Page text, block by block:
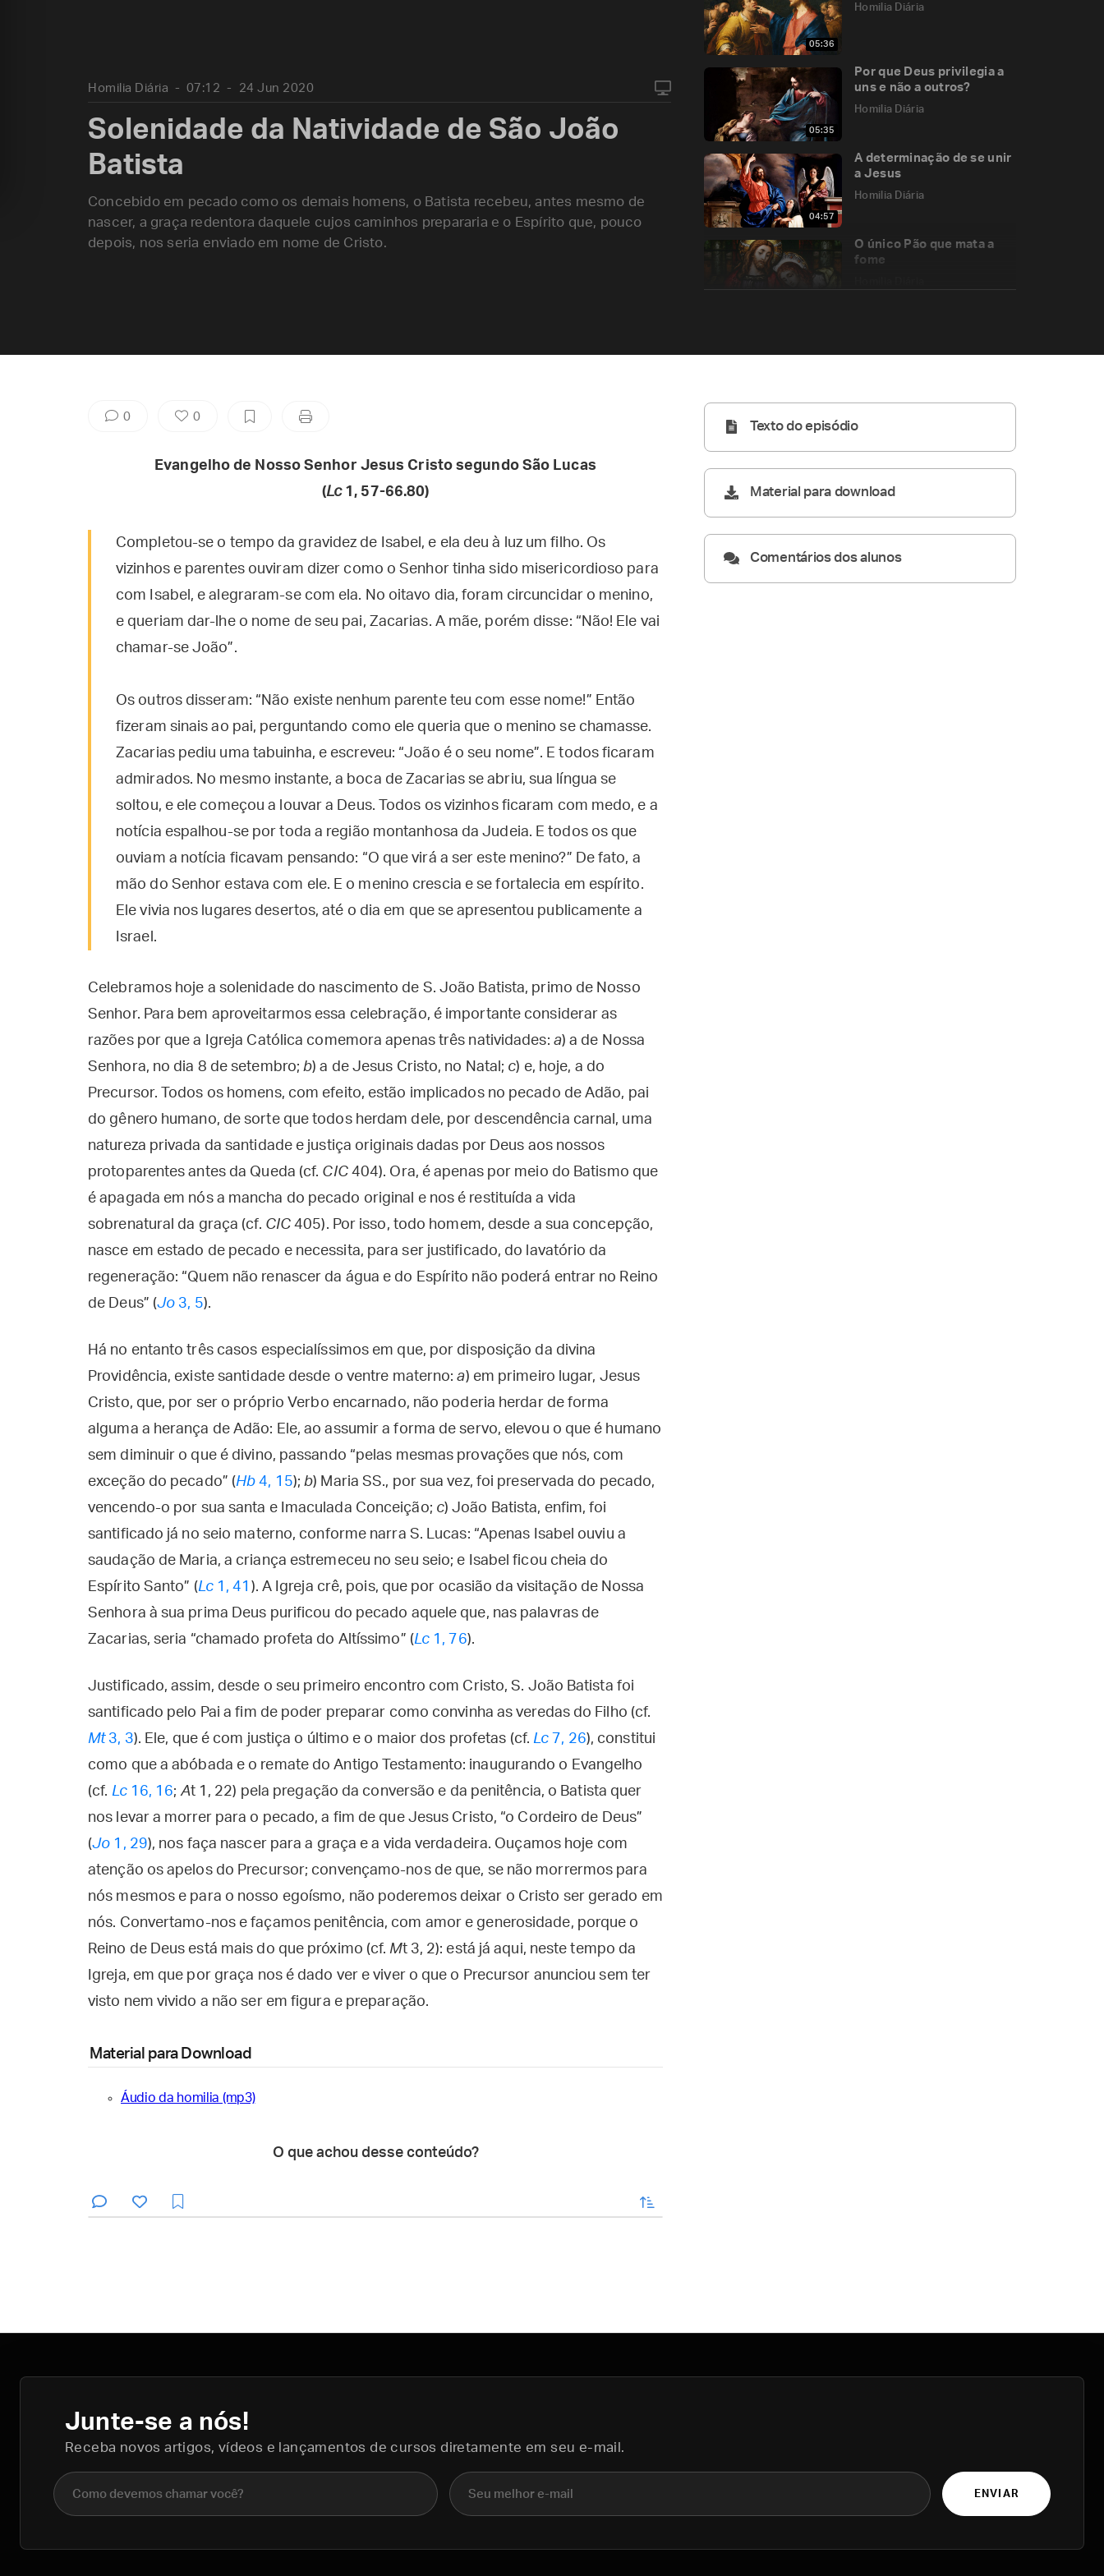
05:36
Homilia Diária
05:35
Por que Deus privilegia a
uns e não a outros?
Homilia Diária
04:57
A determinação de se unir
a Jesus
Homilia Diária
O único Pão que mata a
fome
Homilia Diária 07:12 24 Jun 2020
Solenidade da Natividade de São João
Batista
Concebido em pecado como os demais homens, o Batista recebeu, antes mesmo de
nascer, a graça redentora daquele cujos caminhos prepararia e o Espírito que, pouco
depois, nos seria enviado em nome de Cristo.
0 0
Evangelho de Nosso Senhor Jesus Cristo segundo São Lucas
(Lc1, 57-66.80)
Completou-se o tempo da gravidez de Isabel, e ela deu à luz um filho. Os
vizinhos e parentes ouviram dizer como o Senhor tinha sido misericordioso para
com Isabel, e alegraram-se com ela. No oitavo dia, foram circuncidar o menino,
e queriam dar-lhe o nome de seu pai, Zacarias. A mãe, porém disse: “Não! Ele vai
chamar-se João”.
Os outros disseram: “Não existe nenhum parente teu com esse nome!” Então
fizeram sinais ao pai, perguntando como ele queria que o menino se chamasse.
Zacarias pediu uma tabuinha, e escreveu: “João é o seu nome”. E todos ficaram
admirados. No mesmo instante, a boca de Zacarias se abriu, sua língua se
soltou, e ele começou a louvar a Deus. Todos os vizinhos ficaram com medo, e a
notícia espalhou-se por toda a região montanhosa da Judeia. E todos os que
ouviam a notícia ficavam pensando: “O que virá a ser este menino?” De fato, a
mão do Senhor estava com ele. E o menino crescia e se fortalecia em espírito.
Ele vivia nos lugares desertos, até o dia em que se apresentou publicamente a
Israel.
Celebramos hoje a solenidade do nascimento de S. João Batista, primo de Nosso
Senhor. Para bem aproveitarmos essa celebração, é importante considerar as
razões por que a Igreja Católica comemora apenas três natividades: a) a de Nossa
Senhora, no dia 8 de setembro;b) a de Jesus Cristo, no Natal; c) e, hoje, a do
Precursor. Todos os homens, com efeito, estão implicados no pecado de Adão, pai
do gênero humano, de sorte que todos herdam dele, por descendência carnal, uma
natureza privada da santidade e justiça originais dadas por Deus aos nossos
protoparentes antes da Queda (cf. CIC404). Ora, é apenas por meio do Batismo que
é apagada em nós a mancha do pecado original e nos é restituída a vida
sobrenatural da graça (cf. CIC 405). Por isso, todo homem, desde a sua concepção,
nasce em estado de pecado e necessita, para ser justificado, do lavatório da
regeneração: “Quem não renascer da água e do Espírito não poderá entrar no Reino
de Deus” (Jo 3, 5).
Há no entanto três casos especialíssimos em que, por disposição da divina
Providência, existe santidade desde o ventre materno:a) em primeiro lugar, Jesus
Cristo, que, por ser o próprio Verbo encarnado, não poderia herdar de forma
alguma a herança de Adão: Ele, ao assumir a forma de servo, elevou o que é humano
sem diminuir o que é divino, passando “pelas mesmas provações que nós, com
exceção do pecado” (Hb 4, 15);b) Maria SS., por sua vez, foi preservada do pecado,
vencendo-o por sua santa e Imaculada Conceição; c) João Batista, enfim, foi
santificado já no seio materno, conforme narra S. Lucas: “Apenas Isabel ouviu a
saudação de Maria, a criança estremeceu no seu seio; e Isabel ficou cheia do
Espírito Santo” (Lc1, 41 ). A Igreja crê, pois, que por ocasião da visitação de Nossa
Senhora à sua prima Deus purificou do pecado aquele que, nas palavras de
Zacarias, seria “chamado profeta do Altíssimo” (Lc 1, 76).
Justificado, assim, desde o seu primeiro encontro com Cristo, S. João Batista foi
santificado pelo Pai a fim de poder preparar como convinha as veredas do Filho (cf.
Mt3, 3). Ele, que é com justiça o último e o maior dos profetas (cf.Lc 7, 26), constitui
como que a abóbada e o remate do Antigo Testamento: inaugurando o Evangelho
(cf. Lc16, 16;At 1, 22) pela pregação da conversão e da penitência, o Batista quer
nos levar a morrer para o pecado, a fim de que Jesus Cristo, “o Cordeiro de Deus”
(Jo 1, 29), nos faça nascer para a graça e a vida verdadeira. Ouçamos hoje com
atenção os apelos do Precursor; convençamo-nos de que, se não morrermos para
nós mesmos e para o nosso egoísmo, não poderemos deixar o Cristo ser gerado em
nós. Convertamo-nos e façamos penitência, com amor e generosidade, porque o
Reino de Deus está mais do que próximo (cf.Mt 3, 2): está já aqui, neste tempo da
Igreja, em que por graça nos é dado ver e viver o que o Precursor anunciou sem ter
visto nem vivido a não ser em figura e preparação.
Material para Download
Áudio da homilia (mp3)
O que achou desse conteúdo?
enviar
Texto do episódio
Material para download
Comentários dos alunos
Junte-se a nós!
Receba novos artigos, vídeos e lançamentos de cursos diretamente em seu e-mail.
Nome completo E-mail
ENVIAR